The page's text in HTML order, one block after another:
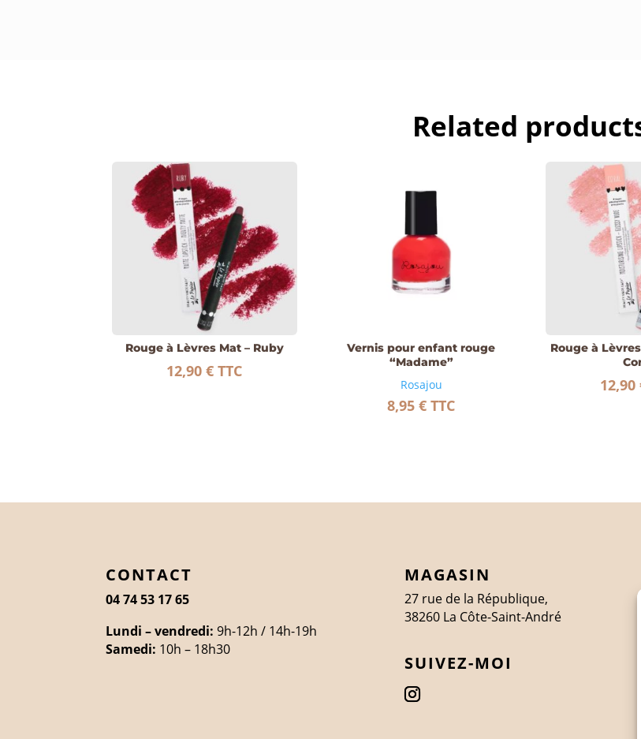
Related
Rouge à Lèvres Mat – Ruby
12,90€ TTC
Vernis pour enfant rouge
“Madame”
Rosajou
8,95€ TTC
Rouge à
12,90
CONTACT
04 74 53 17 65
Lundi – vendredi: 9h-12h / 14h-19h
Samedi: 10h – 18h30
MAGASIN
27 rue de la République,
38260 La Côte-Saint-André
SUIVEZ-MOI